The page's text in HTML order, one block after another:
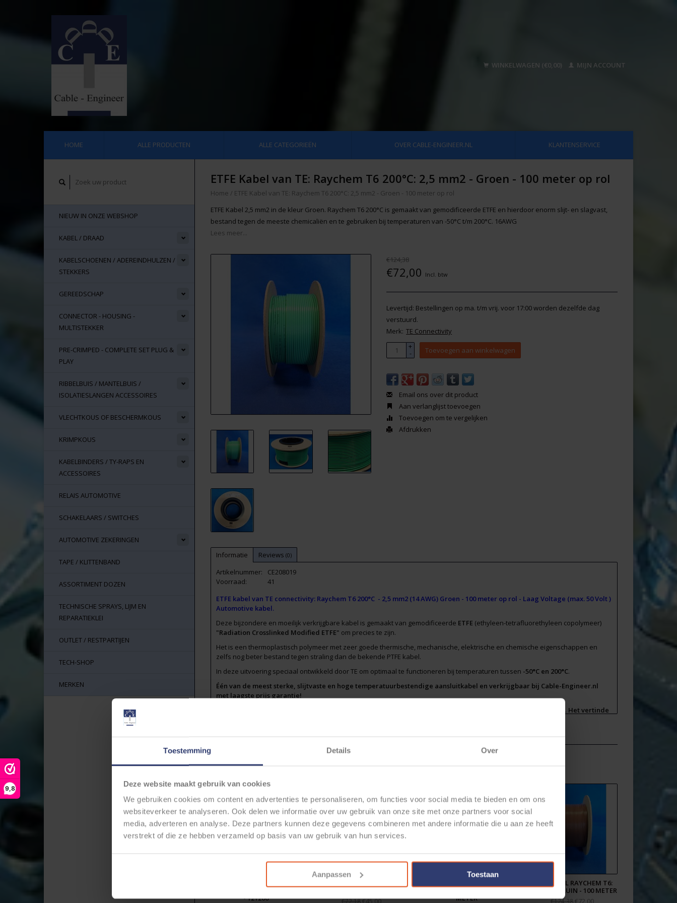
Toestemming Details Over
Deze website maakt gebruik van cookies
We gebruiken cookies om content en advertenties te personaliseren, om functies voor social media te bieden en om ons
websiteverkeer te analyseren. Ook delen we informatie over uw gebruik van onze site met onze partners voor social
media, adverteren en analyse. Deze partners kunnen deze gegevens combineren met andere informatie die u aan ze heeft
verstrekt of die ze hebben verzameld op basis van uw gebruik van hun services.
Aanpassen Toestaan
9,8
WINKELWAGEN (€0,00) MIJN ACCOUNT
HOME ALLE PRODUCTEN ALLE CATEGORIEËN OVER CABLE-ENGINEER.NL KLANTENSERVICE
NIEUW IN ONZE WEBSHOP
KABEL / DRAAD
KABELSCHOENEN / ADEREINDHULZEN /
STEKKERS
GEREEDSCHAP
CONNECTOR - HOUSING -
MULTISTEKKER
PRE-CRIMPED - COMPLETE SET PLUG &
PLAY
RIBBELBUIS / MANTELBUIS /
ISOLATIESLANGEN ACCESSOIRES
VLECHTKOUS OF BESCHERMKOUS
KRIMPKOUS
KABELBINDERS / TY-RAPS EN
ACCESSOIRES
RELAIS AUTOMOTIVE
SCHAKELAARS / SWITCHES
AUTOMOTIVE ZEKERINGEN
TAPE / KLITTENBAND
ASSORTIMENT DOZEN
TECHNISCHE SPRAYS, LIJM EN
REPARATIEKLEI
OUTLET / RESTPARTIJEN
TECH-SHOP
MERKEN
ETFE Kabel van TE: Raychem T6 200°C: 2,5 mm2 - Groen - 100 meter op rol
Home / ETFE Kabel van TE: Raychem T6 200°C: 2,5 mm2 - Groen - 100 meter op rol
ETFE Kabel 2,5 mm2 in de kleur Groen. Raychem T6 200°C is gemaakt van gemodificeerde ETFE en hierdoor enorm slijt- en slagvast,
bestand tegen de meeste chemicaliën en te gebruiken bij temperaturen van -50°C t/m 200°C. 16AWG
Lees meer...
€124,38
€72,00 Incl. btw
Levertijd: Bestellingen op ma. t/m vrij. voor 17:00 worden dezelfde dag
verstuurd.
Merk: TE Connectivity
+
- Toevoegen aan winkelwagen
Email ons over dit product
Aan verlanglijst toevoegen
Toevoegen om te vergelijken
Afdrukken
Informatie Reviews (0)
Artikelnummer:
CE208019
Voorraad:
41
ETFE kabel van TE connectivity: Raychem T6 200°C - 2,5 mm2 (14 AWG) Groen - 100 meter op rol - Laag Voltage (max. 50 Volt )
Automotive kabel.
Deze bijzondere en moeilijk verkrijgbare kabel is gemaakt van gemodificeerde ETFE (ethyleen-tetrafluorethyleen copolymeer)
"Radiation Crosslinked Modified ETFE" om precies te zijn.
Het is een thermoplastisch polymeer met zeer goede thermische, mechanische, elektrische en chemische eigenschappen en
zelfs nog beter bestand tegen straling dan de bekende PTFE kabel.
In deze uitvoering speciaal ontwikkeld door TE om optimaal te functioneren bij temperaturen tussen -50°C en 200°C.
Één van de meest sterke, slijtvaste en hoge temperatuurbestendige aansluitkabel en verkrijgbaar bij Cable-Engineer.nl
met laagste prijs garantie!
en bestaat bij deze maat van 2,5mm2 uit 19 draden of strengen van 0,41mm. Het vertinde
https://cdn.webshopapp.com/shops/296576/files/389820096/etfe-raychem-t6-200c-specs.pdf
Gerelateerde producten
STRIPTANG VAN 0,14-6MM2
- 121206
2,5MM2 GROEN - 50 METER
€72,18€45,00
2,5MM2 - ORANJE - 100
METER
ETFE KABEL RAYCHEM T6:
2,5MM2 - BRUIN - 100 METER
€124,38€72,00